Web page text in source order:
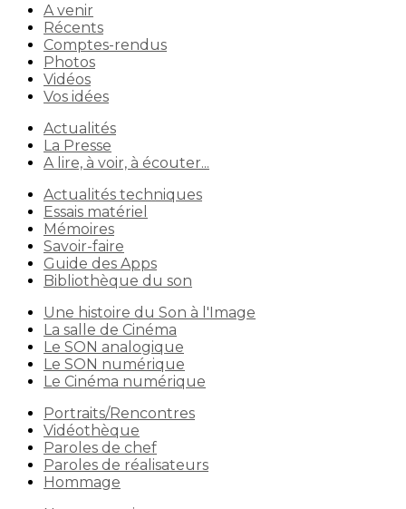
A venir
Récents
Comptes-rendus
Photos
Vidéos
Vos idées
Actualités
La Presse
A lire, à voir, à écouter...
Actualités techniques
Essais matériel
Mémoires
Savoir-faire
Guide des Apps
Bibliothèque du son
Une histoire du Son à l'Image
La salle de Cinéma
Le SON analogique
Le SON numérique
Le Cinéma numérique
Portraits/Rencontres
Vidéothèque
Paroles de chef
Paroles de réalisateurs
Hommage